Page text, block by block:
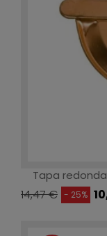
Tapa
14,47 € - 25%